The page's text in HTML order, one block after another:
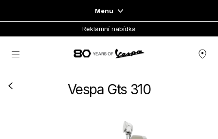
Menu
OBLEČENÍ & LIFESTYLE
Reklamní nabídka
Přejít na hlavní obsah
Vespa Gts 310